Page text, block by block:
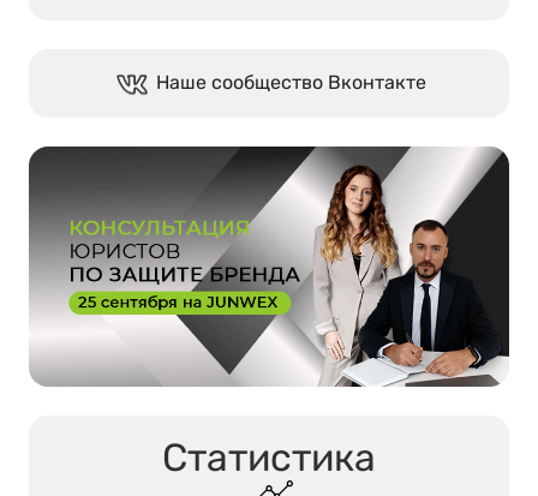
Наше сообщество Вконтакте
Статистика